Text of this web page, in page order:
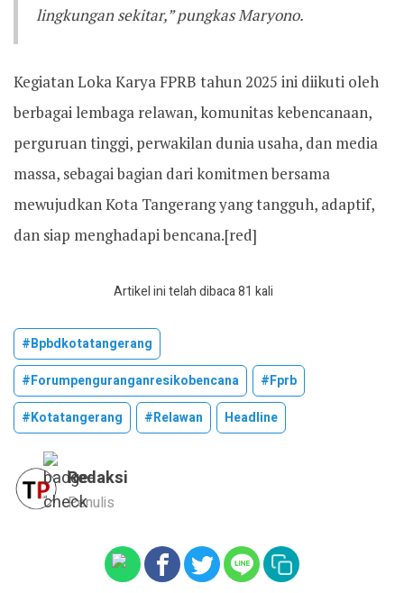
lingkungan sekitar,” pungkas Maryono.
Kegiatan Loka Karya FPRB tahun 2025 ini diikuti oleh
berbagai lembaga relawan, komunitas kebencanaan,
perguruan tinggi, perwakilan dunia usaha, dan media
massa, sebagai bagian dari komitmen bersama
mewujudkan Kota Tangerang yang tangguh, adaptif,
dan siap menghadapi bencana.[red]
Artikel ini telah dibaca 81 kali
#bpbdkotatangerang
#forumpenguranganresikobencana
#fprb
#kotatangerang
#relawan Headline
Redaksi
Penulis